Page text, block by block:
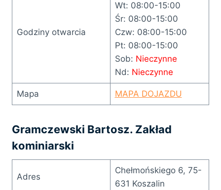
Godziny otwarcia
Wt: 08:00-15:00
Śr: 08:00-15:00
Czw: 08:00-15:00
Pt: 08:00-15:00
Sob: Nieczynne
Nd: Nieczynne
Mapa MAPA DOJAZDU
Gramczewski Bartosz. Zakład
kominiarski
Adres
Chełmońskiego 6, 75-
631 Koszalin